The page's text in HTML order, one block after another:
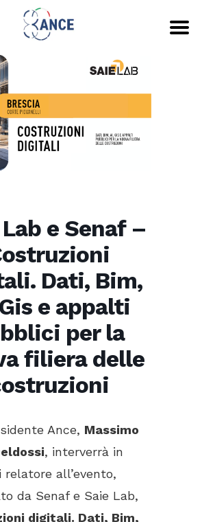
e Senaf –
Dati, Bim,
e appalti
per la
filiera delle
Ance, Massimo
, interverrà in
all’evento,
da Senaf e Saie Lab,
digitali. Dati, Bim,